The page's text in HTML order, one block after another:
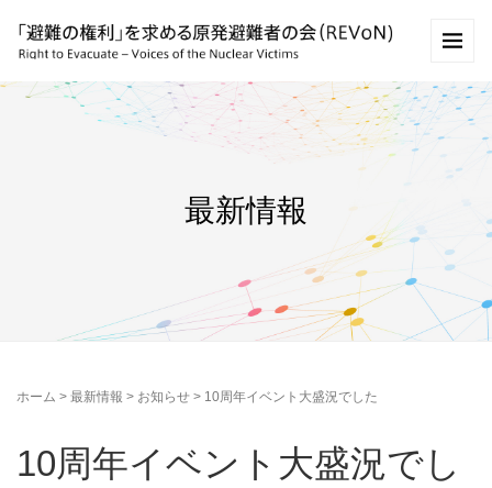
最新情報
ホーム > 最新情報 > お知らせ > 10周年イベント大盛況でした
10周年イベント大盛況でし